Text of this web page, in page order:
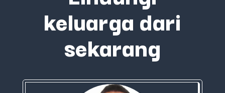
keluarga dari
sekarang